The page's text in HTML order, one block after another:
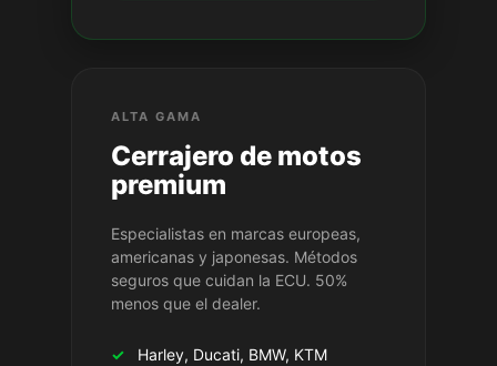
ALTA GAMA
Cerrajero de motos
premium
Especialistas en marcas europeas,
americanas y japonesas. Métodos
seguros que cuidan la ECU. 50%
menos que el dealer.
✓
Harley, Ducati, BMW, KTM